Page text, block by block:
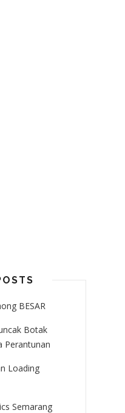
BESAR
Botak
Perantunan
Loading
Semarang